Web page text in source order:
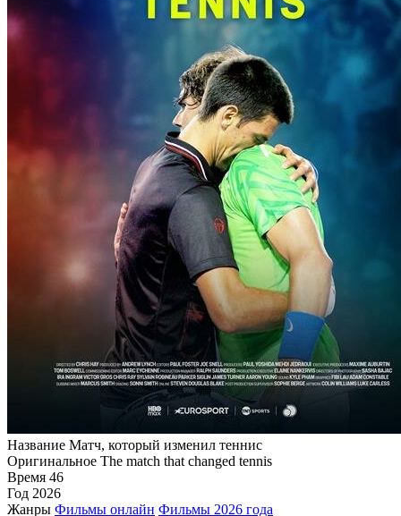
Название Матч, который изменил теннис
Оригинальное The match that changed tennis
Время 46
Год 2026
Жанры Фильмы онлайн Фильмы 2026 года